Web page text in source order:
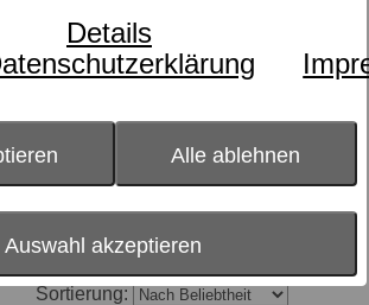
Details
Alle ablehnen
Auswahl akzeptieren
Sortierung: